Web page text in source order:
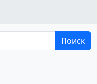
Поиск